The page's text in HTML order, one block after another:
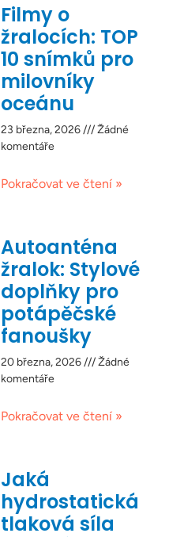
Filmy o
žralocích: TOP
10 snímků pro
milovníky
oceánu
23 března, 2026
Žádné
komentáře
Pokračovat ve čtení »
Autoanténa
žralok: Stylové
doplňky pro
potápěčské
fanoušky
20 března, 2026
Žádné
komentáře
Pokračovat ve čtení »
Jaká
hydrostatická
tlaková síla